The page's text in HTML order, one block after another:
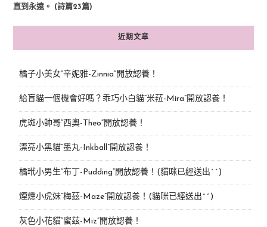
直到永遠。 (詩篇23篇)
近期文章
橘子小美女“辛妮雅-Zinnia”開放認養！
給盲貓一個機會好嗎？乖巧小白貓“米菈-Mira”開放認養！
虎斑小帥哥“西奧-Theo”開放認養！
漂亮小黑貓“墨丸-Inkball”開放認養！
橘玳小男生“布丁-Pudding”開放認養！(貓咪已經送出^^)
煙燻小虎妹“梅茲-Maze”開放認養！(貓咪已經送出^^)
灰色小花貓“蜜茲-Miz”開放認養！